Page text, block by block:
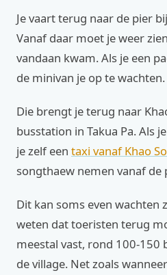
Je vaart terug naar de pier
Vanaf daar moet je weer
vandaan kwam. Als je een
de minivan je op te wachten.
Die brengt je terug naar
busstation in Takua Pa. Als
je zelf een taxi vanaf Khao
songthaew nemen vanaf de
Dit kan soms even wachten
weten dat toeristen terug
meestal vast, rond 100-150
de village. Net zoals